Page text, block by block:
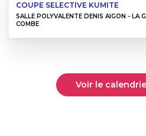
COUPE SELECTIVE KUMITE
SALLE POLYVALENTE DENIS AIGON - LA
COMBE
Voir le